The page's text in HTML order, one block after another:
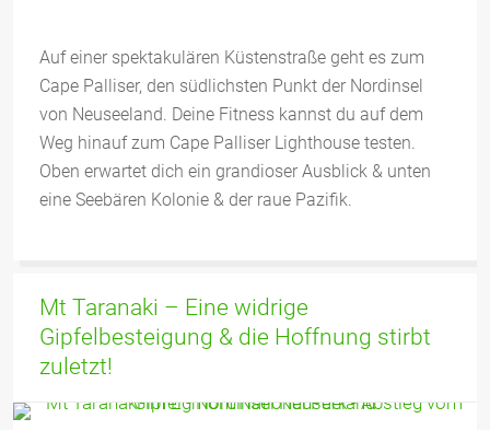
Auf einer spektakulären Küstenstraße geht es zum
Cape Palliser, den südlichsten Punkt der Nordinsel
von Neuseeland. Deine Fitness kannst du auf dem
Weg hinauf zum Cape Palliser Lighthouse testen.
Oben erwartet dich ein grandioser Ausblick & unten
eine Seebären Kolonie & der raue Pazifik.
Mt Taranaki – Eine widrige
Gipfelbesteigung & die Hoffnung stirbt
zuletzt!